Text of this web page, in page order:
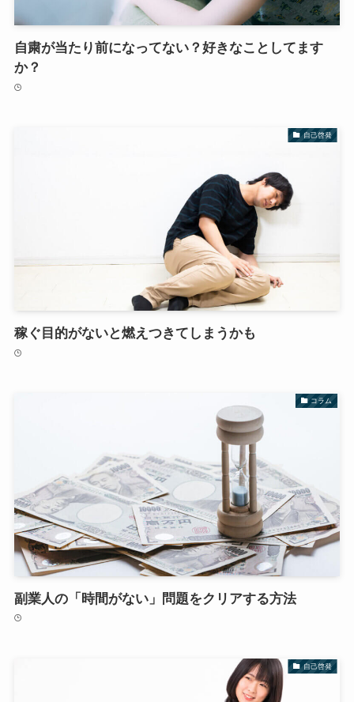
自粛が当たり前になってない？好きなことしてます
か？
自己啓発
稼ぐ目的がないと燃えつきてしまうかも
コラム
副業人の「時間がない」問題をクリアする方法
自己啓発